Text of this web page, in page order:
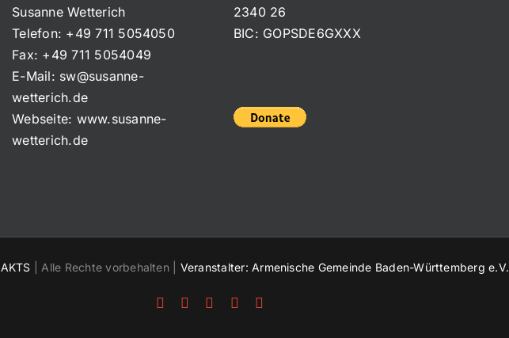
Susanne Wetterich
Telefon: +49 711 5054050
Fax: +49 711 5054049
E-Mail: sw@susanne-
wetterich.de
Webseite: www.susanne-
wetterich.de
2340 26
BIC: GOPSDE6GXXX
AKTS | Alle Rechte vorbehalten | Veranstalter: Armenische Gemeinde Baden-Württemberg e.V.
Facebook InstagramPinterest